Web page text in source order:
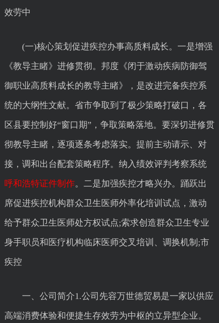
效劳中
(一)核心策划促进疾控办事高质料成长。一是增强
《教导主睹》进修贯彻。邦度《闭于激动疾病防御驾
御职业高质料成长的教导主睹》，是改进完备疾控系
统的大纲性文献。省市争取到了极少策略打破口，各
区县要控制好“窗口期”，争取策略落地。要深切进修贯
彻教导主睹，逐项逐条考虑落实。提前主动请示、对
接，调和出台配套策略程序。纳入绩效评判考察系统
呼和浩特证件制作。二是加强疾控才略兴办。踊跃出
席促进疾控机构群众卫生医师外率化培训试点，激动
给予群众卫生医师处方权试点;索求创造群众卫生专业
身手职员和医疗机构临床医师交叉培训、调换机制;市
疾控
一、公司简介1.公司先容万世德贸易是一家以供应
高端消费体验和便捷生存效劳为中枢的立异型企业。